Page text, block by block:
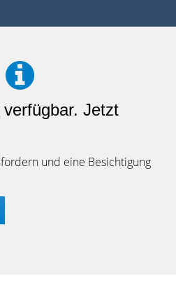
Jetzt
und eine Besichtigung